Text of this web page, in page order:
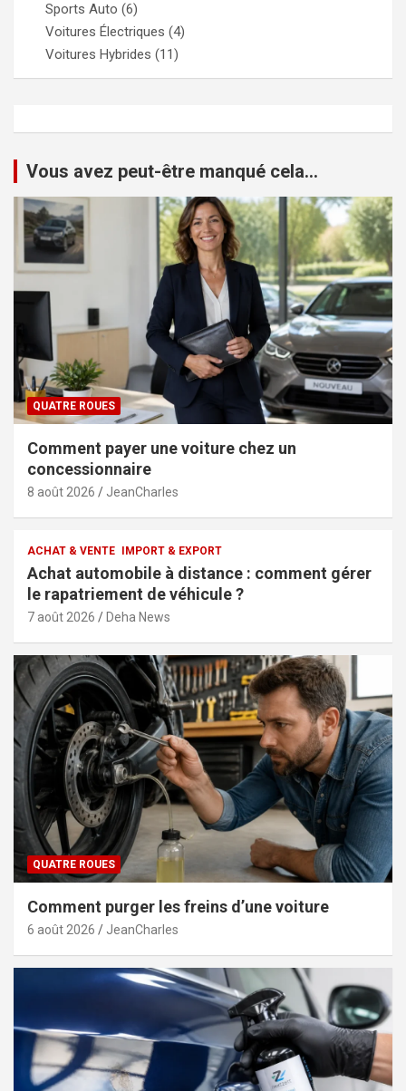
Sports Auto (6)
Voitures Électriques (4)
Voitures Hybrides (11)
Vous avez peut-être manqué cela...
QUATRE ROUES
Comment payer une voiture chez un
concessionnaire
8 août 2026 JeanCharles
ACHAT & VENTE IMPORT & EXPORT
Achat automobile à distance : comment gérer
le rapatriement de véhicule ?
7 août 2026 Deha News
QUATRE ROUES
Comment purger les freins d’une voiture
6 août 2026 JeanCharles